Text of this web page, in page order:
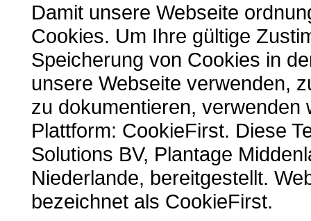
Damit unsere Webseite
Cookies. Um Ihre gültige
Speicherung von Cookies in
unsere Webseite verwenden,
zu dokumentieren,
Plattform: CookieFirst. Diese
Solutions BV, Plantage
Niederlande, bereitgestellt.
bezeichnet als CookieFirst.